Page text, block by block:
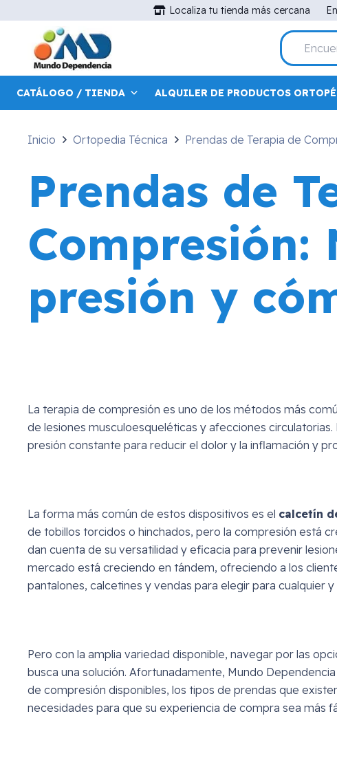
Localiza tu tienda más cercana
CATÁLOGO / TIENDA ALQUILER DE PRODUCTOS
Inicio Ortopedia Técnica Prendas de Terapia de
Prendas de
Compresión:
presión y
La terapia de compresión es uno de los métodos más
de lesiones musculoesqueléticas y afecciones
presión constante para reducir el dolor y la inflamación y
La forma más común de estos dispositivos es el calcetín
de tobillos torcidos o hinchados, pero la compresión está
dan cuenta de su versatilidad y eficacia para prevenir
mercado está creciendo en tándem, ofreciendo a los
pantalones, calcetines y vendas para elegir para cualquier
Pero con la amplia variedad disponible, navegar por las
busca una solución. Afortunadamente, Mundo
de compresión disponibles, los tipos de prendas que
necesidades para que su experiencia de compra sea más